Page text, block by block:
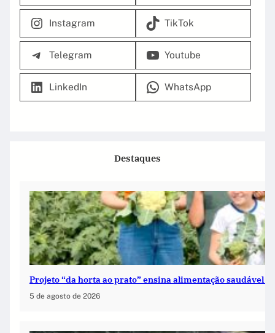
Instagram TikTok
Telegram Youtube
LinkedIn WhatsApp
Destaques
Projeto “da horta ao prato” ensina alimentação saudável
5 de agosto de 2026